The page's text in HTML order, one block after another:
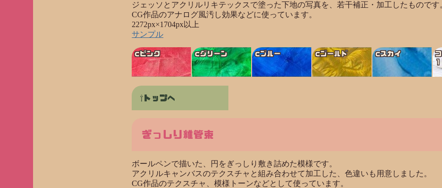
ジェッソとアクリルリキテックスで塗った下地の写真を、若干補正・加工したものです
CG作品のアナログ風汚し効果などに使っています。
2272px×1704px以上
サンプル
cピンク cグリーン cブルー cゴールド cスカイ
１
トップへ
ぎっしり維管束
ボールペンで描いた、円をぎっしり敷き詰めた模様です。
アクリルキャンバスのテクスチャと組み合わせて加工した、色違いも用意しました。
CG作品のテクスチャ、模様トーンなどとして使っています。